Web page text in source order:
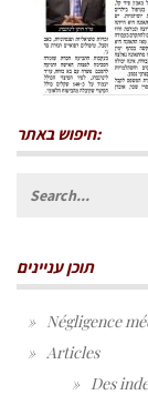
חיפוש באתר:
Search
תוכן עניינים
Négligence
Articles
Des